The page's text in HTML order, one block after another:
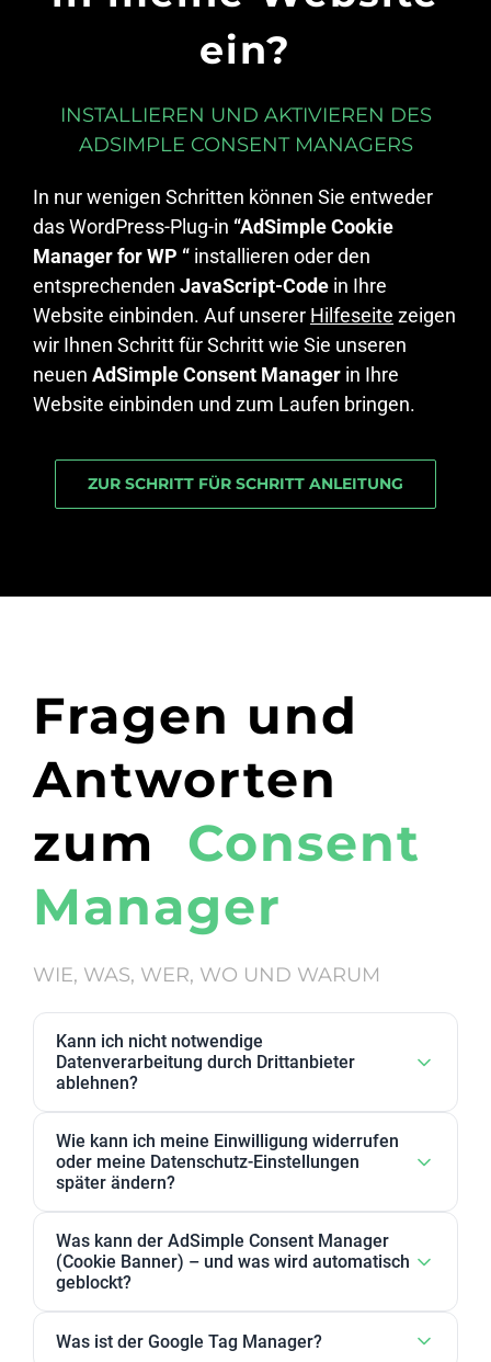
ein?
INSTALLIEREN UND AKTIVIEREN DES
ADSIMPLE CONSENT MANAGERS
In nur wenigen Schritten können Sie entweder
das WordPress-Plug-in “AdSimple Cookie
Manager for WP “ installieren oder den
entsprechenden JavaScript-Code in Ihre
Website einbinden. Auf unserer Hilfeseite zeigen
wir Ihnen Schritt für Schritt wie Sie unseren
neuen AdSimple Consent Manager in Ihre
Website einbinden und zum Laufen bringen.
ZUR SCHRITT FÜR SCHRITT ANLEITUNG
Fragen und
Antworten
zum Consent
Manager
WIE, WAS, WER, WO UND WARUM
Kann ich nicht notwendige
Datenverarbeitung durch Drittanbieter
ablehnen?
nicht notwendig eingestuft haben, kann in den
Datenschutz-Einstellungen abgelehnt werden. Sie
Zweckgruppen akzeptieren oder ablehnen.
Wie kann ich meine Einwilligung widerrufen
oder meine Datenschutz-Einstellungen
später ändern?
ändern. Außerdem können Sie Ihre Zustimmung
jederzeit widerrufen, indem Sie Ihre Einwilligungen
Was kann der AdSimple Consent Manager
(Cookie Banner) – und was wird automatisch
geblockt?
JavaScript-Lösung oder WordPress-Plugin verfügbar
Was ist der Google Tag Manager?